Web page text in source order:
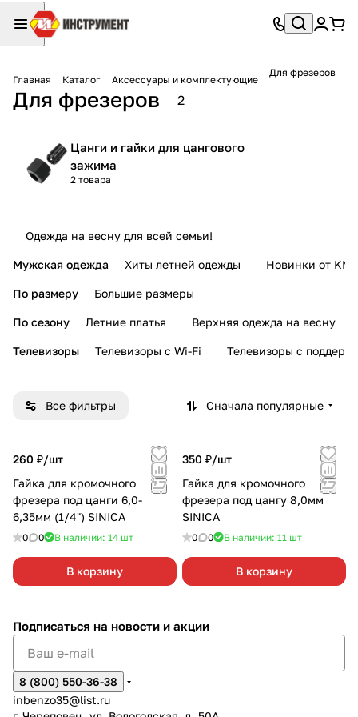
Главная Каталог Аксессуары и комплектующие
Для фрезеров
Для фрезеров 2
Цанги и гайки для цангового
зажима
2 товара
Одежда на весну для всей семьи!
Мужская одежда Хиты летней одежды Новинки от KMI
По размеру Большие размеры
По сезону Летние платья Верхняя одежда на весну
Телевизоры Телевизоры с Wi-Fi Телевизоры с
Все фильтры Сначала популярные
260 ₽/шт
Гайка для кромочного
фрезера под цанги 6,0-
6,35мм (1/4") SINICA
0 0 В наличии: 14 шт
В корзину
350 ₽/шт
Гайка для кромочного
фрезера под цангу 8,0мм
SINICA
0 0 В наличии: 11 шт
В корзину
Подписаться на новости и акции
8 (800) 550-36-38
inbenzo35@list.ru